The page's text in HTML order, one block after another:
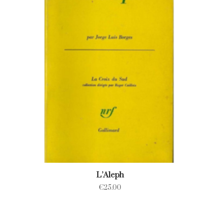
L’Aleph
€25.00